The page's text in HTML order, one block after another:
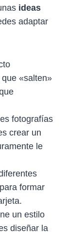
ideas
adaptar
«salten»
fotografías
crear un
le
formar
un estilo
diseñar la